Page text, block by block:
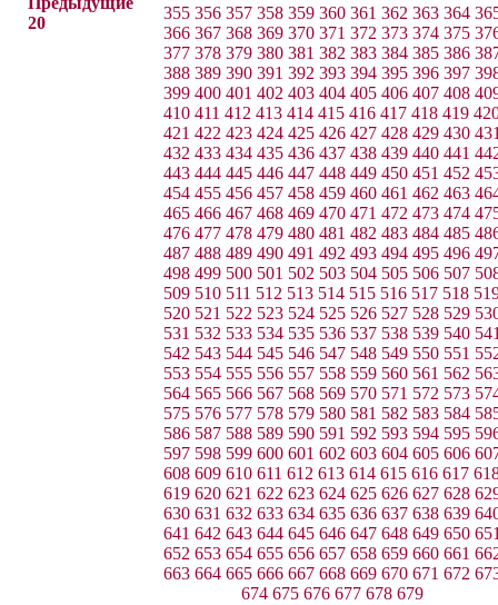
20
355 356 357 358 359 360 361 362 363 364
366 367 368 369 370 371 372 373 374 375
377 378 379 380 381 382 383 384 385 386
388 389 390 391 392 393 394 395 396 397
399 400 401 402 403 404 405 406 407 408
410 411 412 413 414 415 416 417 418 419
421 422 423 424 425 426 427 428 429 430
432 433 434 435 436 437 438 439 440 441
443 444 445 446 447 448 449 450 451 452
454 455 456 457 458 459 460 461 462 463
465 466 467 468 469 470 471 472 473 474
476 477 478 479 480 481 482 483 484 485
487 488 489 490 491 492 493 494 495 496
498 499 500 501 502 503 504 505 506 507
509 510 511 512 513 514 515 516 517 518
520 521 522 523 524 525 526 527 528 529
531 532 533 534 535 536 537 538 539 540
542 543 544 545 546 547 548 549 550 551
553 554 555 556 557 558 559 560 561 562
564 565 566 567 568 569 570 571 572 573
575 576 577 578 579 580 581 582 583 584
586 587 588 589 590 591 592 593 594 595
597 598 599 600 601 602 603 604 605 606
608 609 610 611 612 613 614 615 616 617
619 620 621 622 623 624 625 626 627 628
630 631 632 633 634 635 636 637 638 639
641 642 643 644 645 646 647 648 649 650
652 653 654 655 656 657 658 659 660 661
663 664 665 666 667 668 669 670 671 672
674 675 676 677 678 679